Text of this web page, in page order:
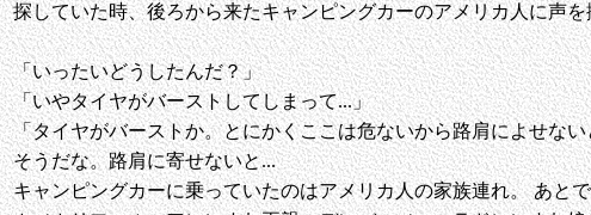
探していた時、後ろから来たキャンピングカーのアメリカ人に声
「いったいどうしたんだ？」
「いやタイヤがバーストしてしまって...」
「タイヤがバーストか。とにかくここは危ないから路肩によせない
そうだな。路肩に寄せないと...
キャンピングカーに乗っていたのはアメリカ人の家族連れ。 あと